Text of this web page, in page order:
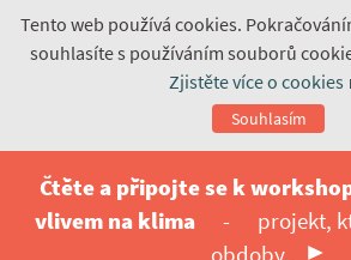
Tento web používá cookies.
souhlasíte s používáním souborů
Zjistěte více o cookies
Souhlasím
Čtěte a připojte se k
vlivem na klima
-
projekt,